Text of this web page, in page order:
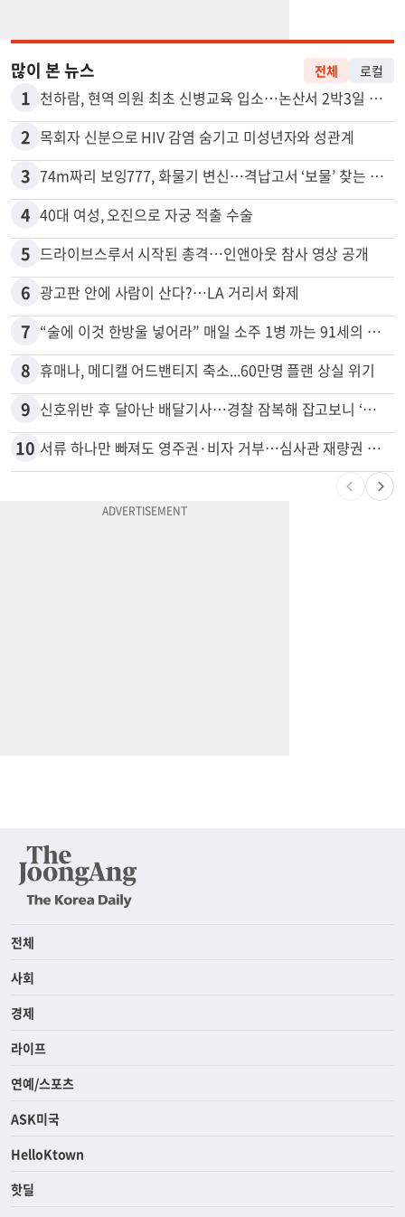
많이 본 뉴스 전체 로컬
1 천하람, 현역 의원 최초 신병교육 입소…논산서 2박3일 생활
2 목회자 신분으로 HIV 감염 숨기고 미성년자와 성관계
3 74m짜리 보잉777, 화물기 변신…격납고서 ‘보물’ 찾는 인천공항
4 40대 여성, 오진으로 자궁 적출 수술
5 드라이브스루서 시작된 총격…인앤아웃 참사 영상 공개
6 광고판 안에 사람이 산다?…LA 거리서 화제
7 “술에 이것 한방울 넣어라” 매일 소주 1병 까는 91세의 철칙
8 휴매나, 메디캘 어드밴티지 축소...60만명 플랜 상실 위기
9 신호위반 후 달아난 배달기사…경찰 잠복해 잡고보니 ‘반전’
10 서류 하나만 빠져도 영주권·비자 거부…심사관 재량권 대폭 확대
전체
사회
경제
라이프
연예/스포츠
ASK미국
HelloKtown
핫딜